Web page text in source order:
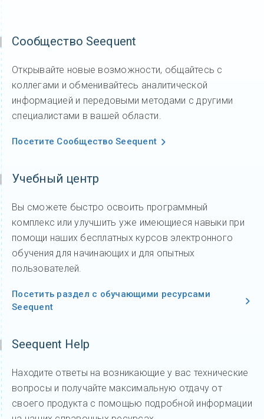
Сообщество Seequent
Открывайте новые возможности, общайтесь с
коллегами и обменивайтесь аналитической
информацией и передовыми методами с другими
специалистами в вашей области.
Посетите Сообщество Seequent
Учебный центр
Вы сможете быстро освоить программный
комплекс или улучшить уже имеющиеся навыки при
помощи наших бесплатных курсов электронного
обучения для начинающих и для опытных
пользователей.
Посетить раздел с обучающими ресурсами
Seequent
Seequent Help
Находите ответы на возникающие у вас технические
вопросы и получайте максимальную отдачу от
своего продукта с помощью подробной информации